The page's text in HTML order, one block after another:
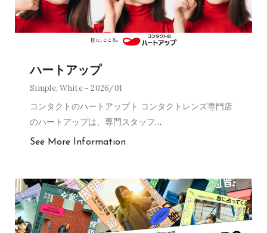
ハートアップ
Simple,White 2026/01
コンタクトのハートアップト コンタクトレンズ専門店
のハートアップは、専門スタッフ…
See More Information